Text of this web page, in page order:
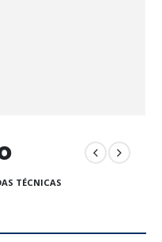
TÉCNICAS